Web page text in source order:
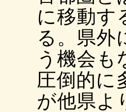
に移動す
る。県外
う機会も
圧倒的に
が他県よ